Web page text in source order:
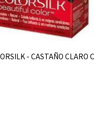
- CASTAÑO CLARO